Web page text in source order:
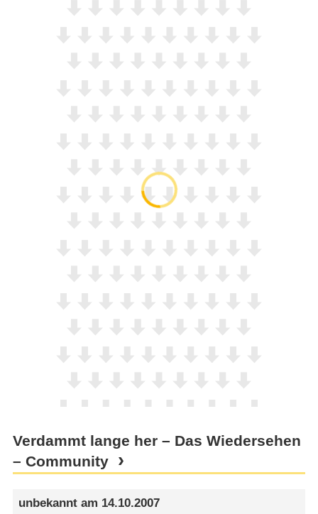
Verdammt lange her – Das Wiedersehen
– Community
unbekannt am 14.10.2007